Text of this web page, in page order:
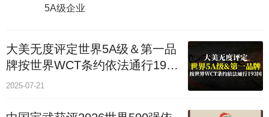
5A级企业
大美无度评定世界5A级＆第一品
牌按世界WCT条约依法通行193
个国家
2025-07-21